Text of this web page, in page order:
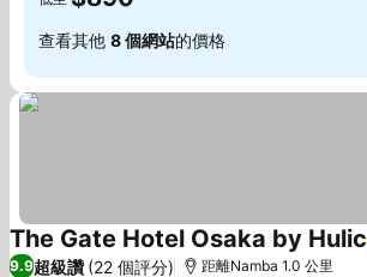
查看其他 8 個網站的價格
The Gate Hotel Osaka by Hulic
9.9超級讚 (22 個評分) 距離Namba 1.0 公里